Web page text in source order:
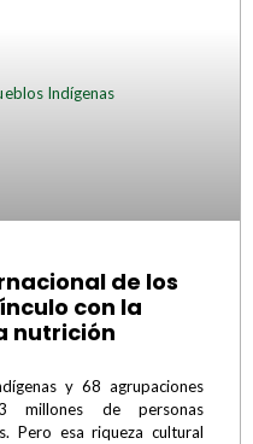
de los
con la
nutrición
y 68 agrupaciones
millones de personas
Pero esa riqueza cultural